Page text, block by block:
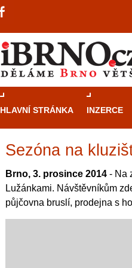
HLAVNÍ STRÁNKA INZERCE
Sezóna na
Brno, 3. prosince 2014 - Na
Lužánkami. Návštěvníkům
půjčovna bruslí, prodejna s